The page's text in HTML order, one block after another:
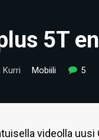
5T
Kurri Mobiili 5
videolla uusi